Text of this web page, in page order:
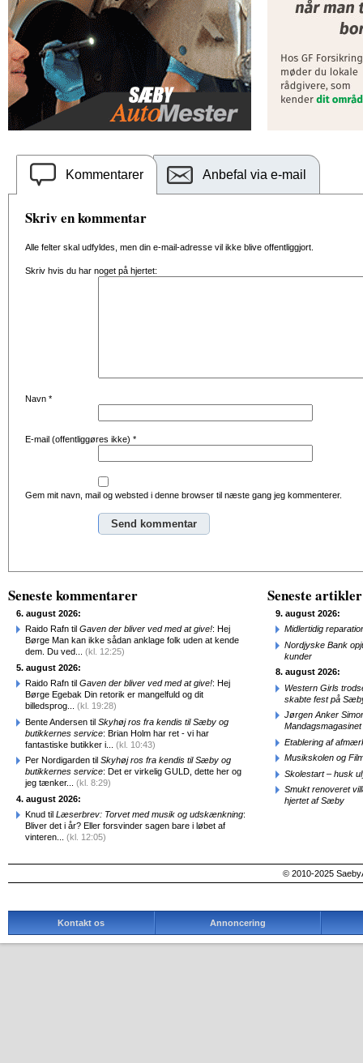
Kommentarer Anbefal via e-mail
Skriv en kommentar
Alle felter skal udfyldes, men din e-mail-adresse vil ikke blive offentliggjort.
Skriv hvis du har noget på hjertet:
Navn *
E-mail (offentliggøres ikke) *
Gem mit navn, mail og websted i denne browser til næste gang jeg kommenterer.
Seneste kommentarer
6. august 2026:
Raido Rafn til Gaven der bliver ved med at give!: Hej
Børge Man kan ikke sådan anklage folk uden at kende
dem. Du ved... (kl. 12:25)
5. august 2026:
Raido Rafn til Gaven der bliver ved med at give!: Hej
Børge Egebak Din retorik er mangelfuld og dit
billedsprog... (kl. 19:28)
Bente Andersen til Skyhøj ros fra kendis til Sæby og
butikkernes service: Brian Holm har ret - vi har
fantastiske butikker i... (kl. 10:43)
Per Nordigarden til Skyhøj ros fra kendis til Sæby og
butikkernes service: Det er virkelig GULD, dette her og
jeg tænker... (kl. 8:29)
4. august 2026:
Knud til Læserbrev: Torvet med musik og udskænkning:
Bliver det i år? Eller forsvinder sagen bare i løbet af
vinteren... (kl. 12:05)
Seneste artikler
9. august 2026:
Midlertidig
Nordjyske Bank
kunder
8. august 2026:
Western Girls
skabte fest på
Jørgen Anker
Mandagsmagasinet
Etablering af
Musikskolen og
Skolestart – husk
Smukt renoveret
hjertet af Sæby
© 2010-2025
Kontakt os Annoncering